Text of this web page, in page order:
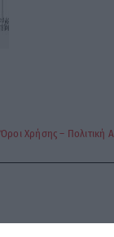
Όροι Χρήσης – Πολιτική